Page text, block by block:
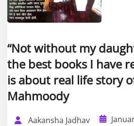
“Not without my
the best books I have
is about real life story
Mahmoody
Aakansha Jadhav